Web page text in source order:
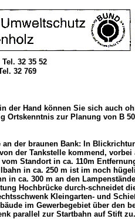
Tel. 32 35 52
32 769
der Hand können Sie sich auch
Ortskenntnis zur Planung von B
an der braunen Bank: In
der Tankstelle kommend, vorbei
Standort in ca. 110m
in ca. 250 m ist im noch
in ca. 300 m an den
Hochbrücke durch-schneidet
Kleingarten- und
im Gewerbegebiet über den
parallel zur Startbahn auf Stift zu.